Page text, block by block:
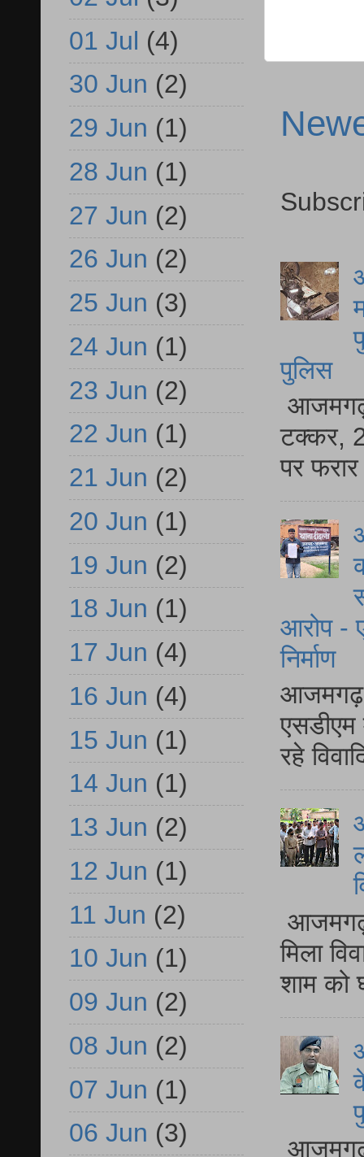
पुलिस
आजमगढ़
टक्कर,
पर
आरोप -
निर्माण
आजमगढ़
एसडीएम
रहे
आजमगढ़
मिला
शाम को
आजमगढ़
01 Jul (4)
30 Jun (2)
29 Jun (1)
28 Jun (1)
27 Jun (2)
26 Jun (2)
25 Jun (3)
24 Jun (1)
23 Jun (2)
22 Jun (1)
21 Jun (2)
20 Jun (1)
19 Jun (2)
18 Jun (1)
17 Jun (4)
16 Jun (4)
15 Jun (1)
14 Jun (1)
13 Jun (2)
12 Jun (1)
11 Jun (2)
10 Jun (1)
09 Jun (2)
08 Jun (2)
07 Jun (1)
06 Jun (3)